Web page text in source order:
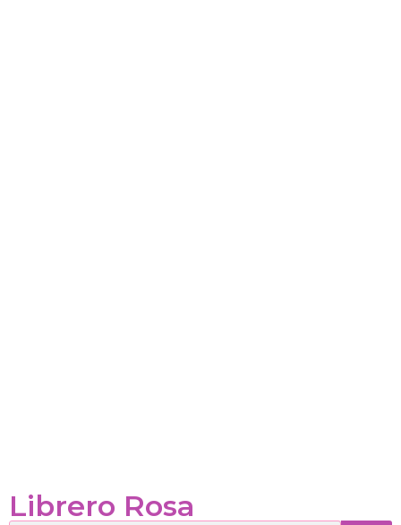
Librero Rosa